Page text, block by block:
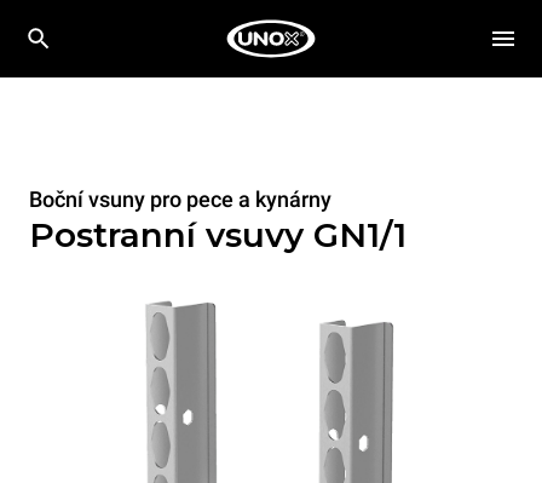
Boční vsuny pro pece a kynárny
Postranní vsuvy GN1/1